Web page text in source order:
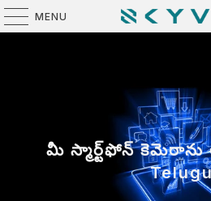
MENU
మీ స్మార్ట్‌ఫోన్ కెమెరాను